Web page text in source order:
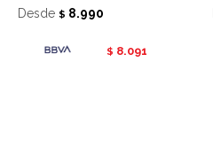
Desde $ 8.990
$ 8.091